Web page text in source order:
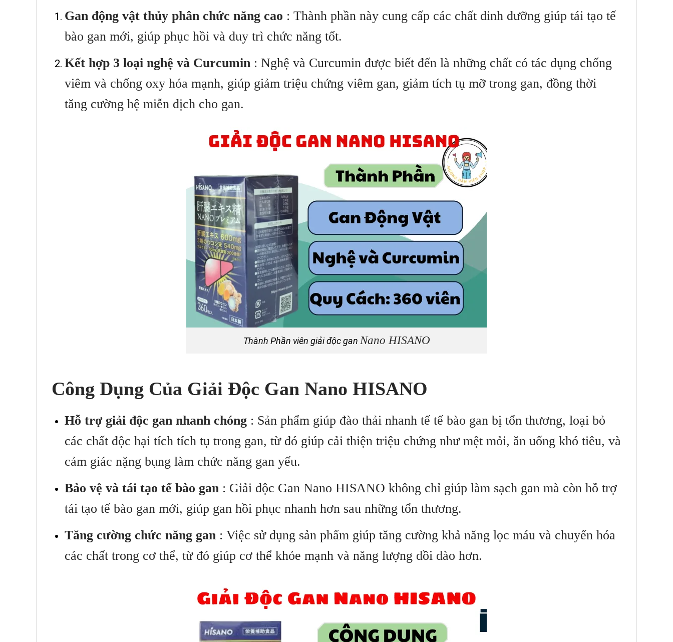
Gan động vật thủy phân chức năng cao : Thành phần này cung cấp các chất dinh dưỡng giúp tái tạo tế
bào gan mới, giúp phục hồi và duy trì chức năng tốt.
Kết hợp 3 loại nghệ và Curcumin : Nghệ và Curcumin được biết đến là những chất có tác dụng chống
viêm và chống oxy hóa mạnh, giúp giảm triệu chứng viêm gan, giảm tích tụ mỡ trong gan, đồng thời
tăng cường hệ miễn dịch cho gan.
Thành Phần viên giải độc gan Nano HISANO
Công Dụng Của Giải Độc Gan Nano HISANO
Hỗ trợ giải độc gan nhanh chóng : Sản phẩm giúp đào thải nhanh tế tế bào gan bị tổn thương, loại bỏ
các chất độc hại tích tích tụ trong gan, từ đó giúp cải thiện triệu chứng như mệt mỏi, ăn uống khó tiêu, và
cảm giác nặng bụng làm chức năng gan yếu.
Bảo vệ và tái tạo tế bào gan : Giải độc Gan Nano HISANO không chỉ giúp làm sạch gan mà còn hỗ trợ
tái tạo tế bào gan mới, giúp gan hồi phục nhanh hơn sau những tổn thương.
Tăng cường chức năng gan : Việc sử dụng sản phẩm giúp tăng cường khả năng lọc máu và chuyển hóa
các chất trong cơ thể, từ đó giúp cơ thể khỏe mạnh và năng lượng dồi dào hơn.